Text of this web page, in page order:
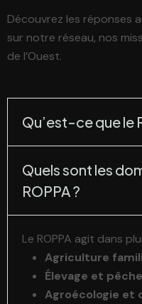
Découvrez les réponses
sur notre réseau, nos
de l’Ouest.
Qu’est-ce que le
Quels sont les
ROPPA ?
Le ROPPA agit dans
Agriculture
Élevage et pêche
Agroécologie et